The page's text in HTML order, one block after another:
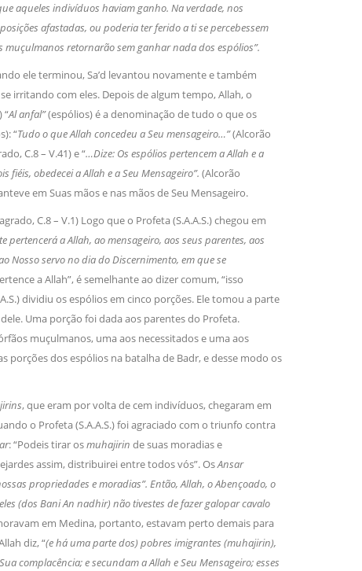
aqueles indivíduos haviam ganho. Na verdade, nos
afastadas, ou poderia ter ferido a ti se percebessem
muçulmanos retornarão sem ganhar nada dos espólios”.
ele terminou, Sa’d levantou novamente e também
irritando com eles. Depois de algum tempo, Allah, o
“Al anfal”(espólios) é a denominação de tudo o que os
“Tudo o que Allah concedeu a Seu mensageiro…”(Alcorão
C.8 – V.41) e “…Dize: Os espólios pertencem a Allah e a
fiéis, obedecei a Allah e a Seu Mensageiro”. (Alcorão
em Suas mãos e nas mãos de Seu Mensageiro.
C.8 – V.1) Logo que o Profeta (S.A.A.S.) chegou em
a Allah, ao mensageiro, aos seus parentes, aos
Nosso servo no dia do Discernimento, em que se
a Allah”, é semelhante ao dizer comum, “isso
dividiu os espólios em cinco porções. Ele tomou a parte
Uma porção foi dada aos parentes do Profeta.
muçulmanos, uma aos necessitados e uma aos
porções dos espólios na batalha de Badr, e desse modo os
, que eram por volta de cem indivíduos, chegaram em
o Profeta (S.A.A.S.) foi agraciado com o triunfo contra
: “Podeis tirar osmuhajirin de suas moradias e
assim, distribuirei entre todos vós”. OsAnsar
propriedades e moradias”. Então, Allah, o Abençoado, o
(dos Bani An nadhir) não tivestes de fazer galopar cavalo
em Medina, portanto, estavam perto demais para
diz, “(e há uma parte dos) pobres imigrantes (muhajirin),
complacência; e secundam a Allah e Seu Mensageiro; esses